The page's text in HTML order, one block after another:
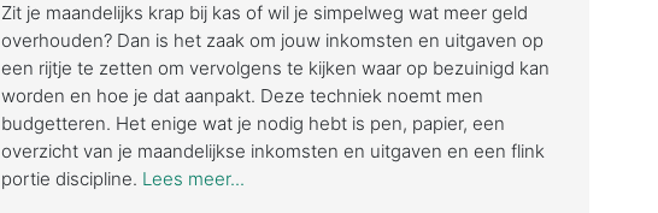
Zit je maandelijks krap bij kas of wil je simpelweg wat meer geld
overhouden? Dan is het zaak om jouw inkomsten en uitgaven op
een rijtje te zetten om vervolgens te kijken waar op bezuinigd kan
worden en hoe je dat aanpakt. Deze techniek noemt men
budgetteren. Het enige wat je nodig hebt is pen, papier, een
overzicht van je maandelijkse inkomsten en uitgaven en een flink
portie discipline. Lees meer...